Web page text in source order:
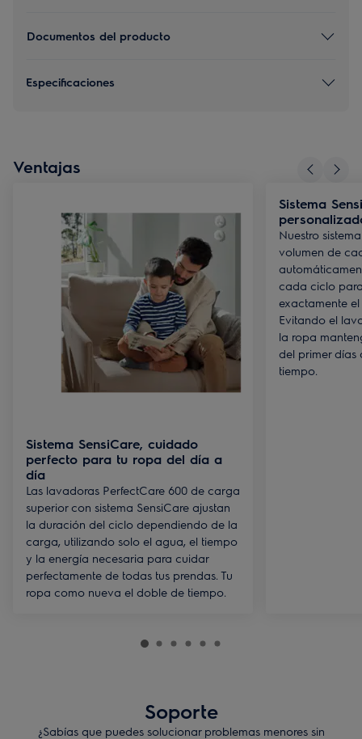
Documentos del producto
Especificaciones
Ventajas
Sistema SensiCare, cuidado
perfecto para tu ropa del día a
día
Las lavadoras PerfectCare 600 de carga
superior con sistema SensiCare ajustan
la duración del ciclo dependiendo de la
carga, utilizando solo el agua, el tiempo
y la energía necesaria para cuidar
perfectamente de todas tus prendas. Tu
ropa como nueva el doble de tiempo.
Sistema
Nuestro
volumen de
cada ciclo
exactamente
Evitando el
la ropa
del primer días
tiempo.
Soporte
¿Sabías que puedes solucionar problemas menores sin